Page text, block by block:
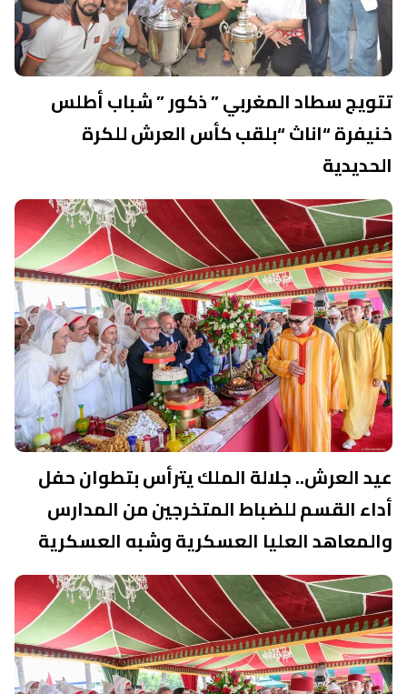
تتويج سطاد المغربي ” ذكور ” شباب أطلس
خنيفرة “اناث “بلقب كأس العرش للكرة
الحديدية
عيد العرش.. جلالة الملك يترأس بتطوان حفل
أداء القسم للضباط المتخرجين من المدارس
والمعاهد العليا العسكرية وشبه العسكرية